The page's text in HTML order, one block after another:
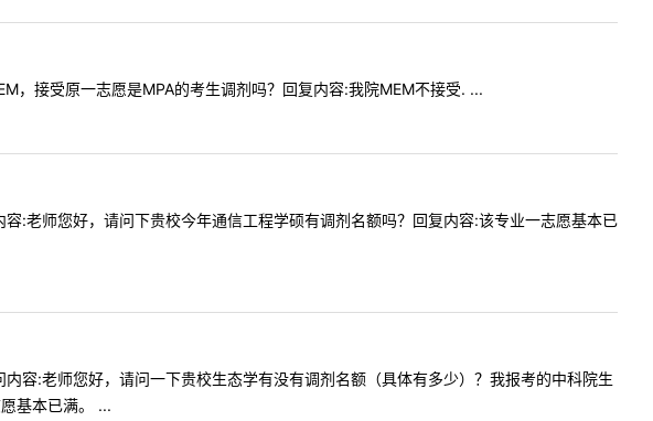
接受原一志愿是MPA的考生调剂吗？回复内容:我院MEM不接受. ...
师您好，请问下贵校今年通信工程学硕有调剂名额吗？回复内容:该专业一志愿基本已
:老师您好，请问一下贵校生态学有没有调剂名额（具体有多少）？我报考的中科院生
基本已满。 ...